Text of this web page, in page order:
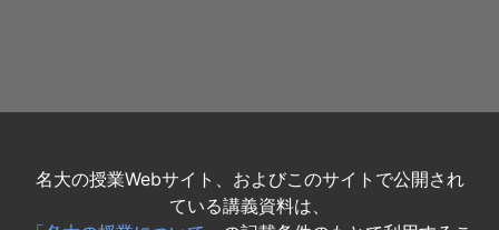
名大の授業Webサイト、およびこのサイトで公開され
ている講義資料は、